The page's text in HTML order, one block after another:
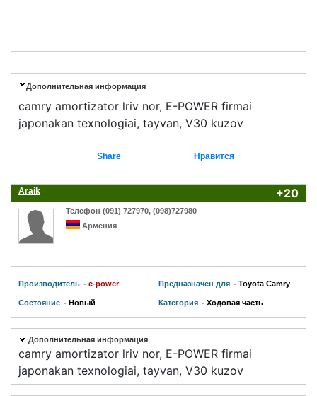
Дополнительная информация
camry amortizator lriv nor, E-POWER firmai
japonakan texnologiai, tayvan, V30 kuzov
Share Нравится
Araik +20
Телефон (091) 727970, (098)727980
Армения
Производитель - e-power Предназначен для - Toyota Camry
Состояние - Новый Категория - Ходовая часть
Дополнительная информация
camry amortizator lriv nor, E-POWER firmai
japonakan texnologiai, tayvan, V30 kuzov